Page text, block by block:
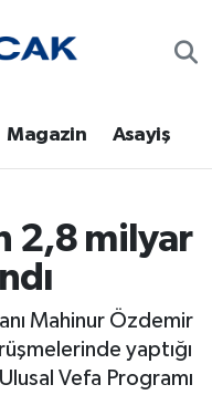
Magazin Asayiş
2,8 milyar
Mahinur Özdemir
yaptığı
Vefa Programı
Fikstür